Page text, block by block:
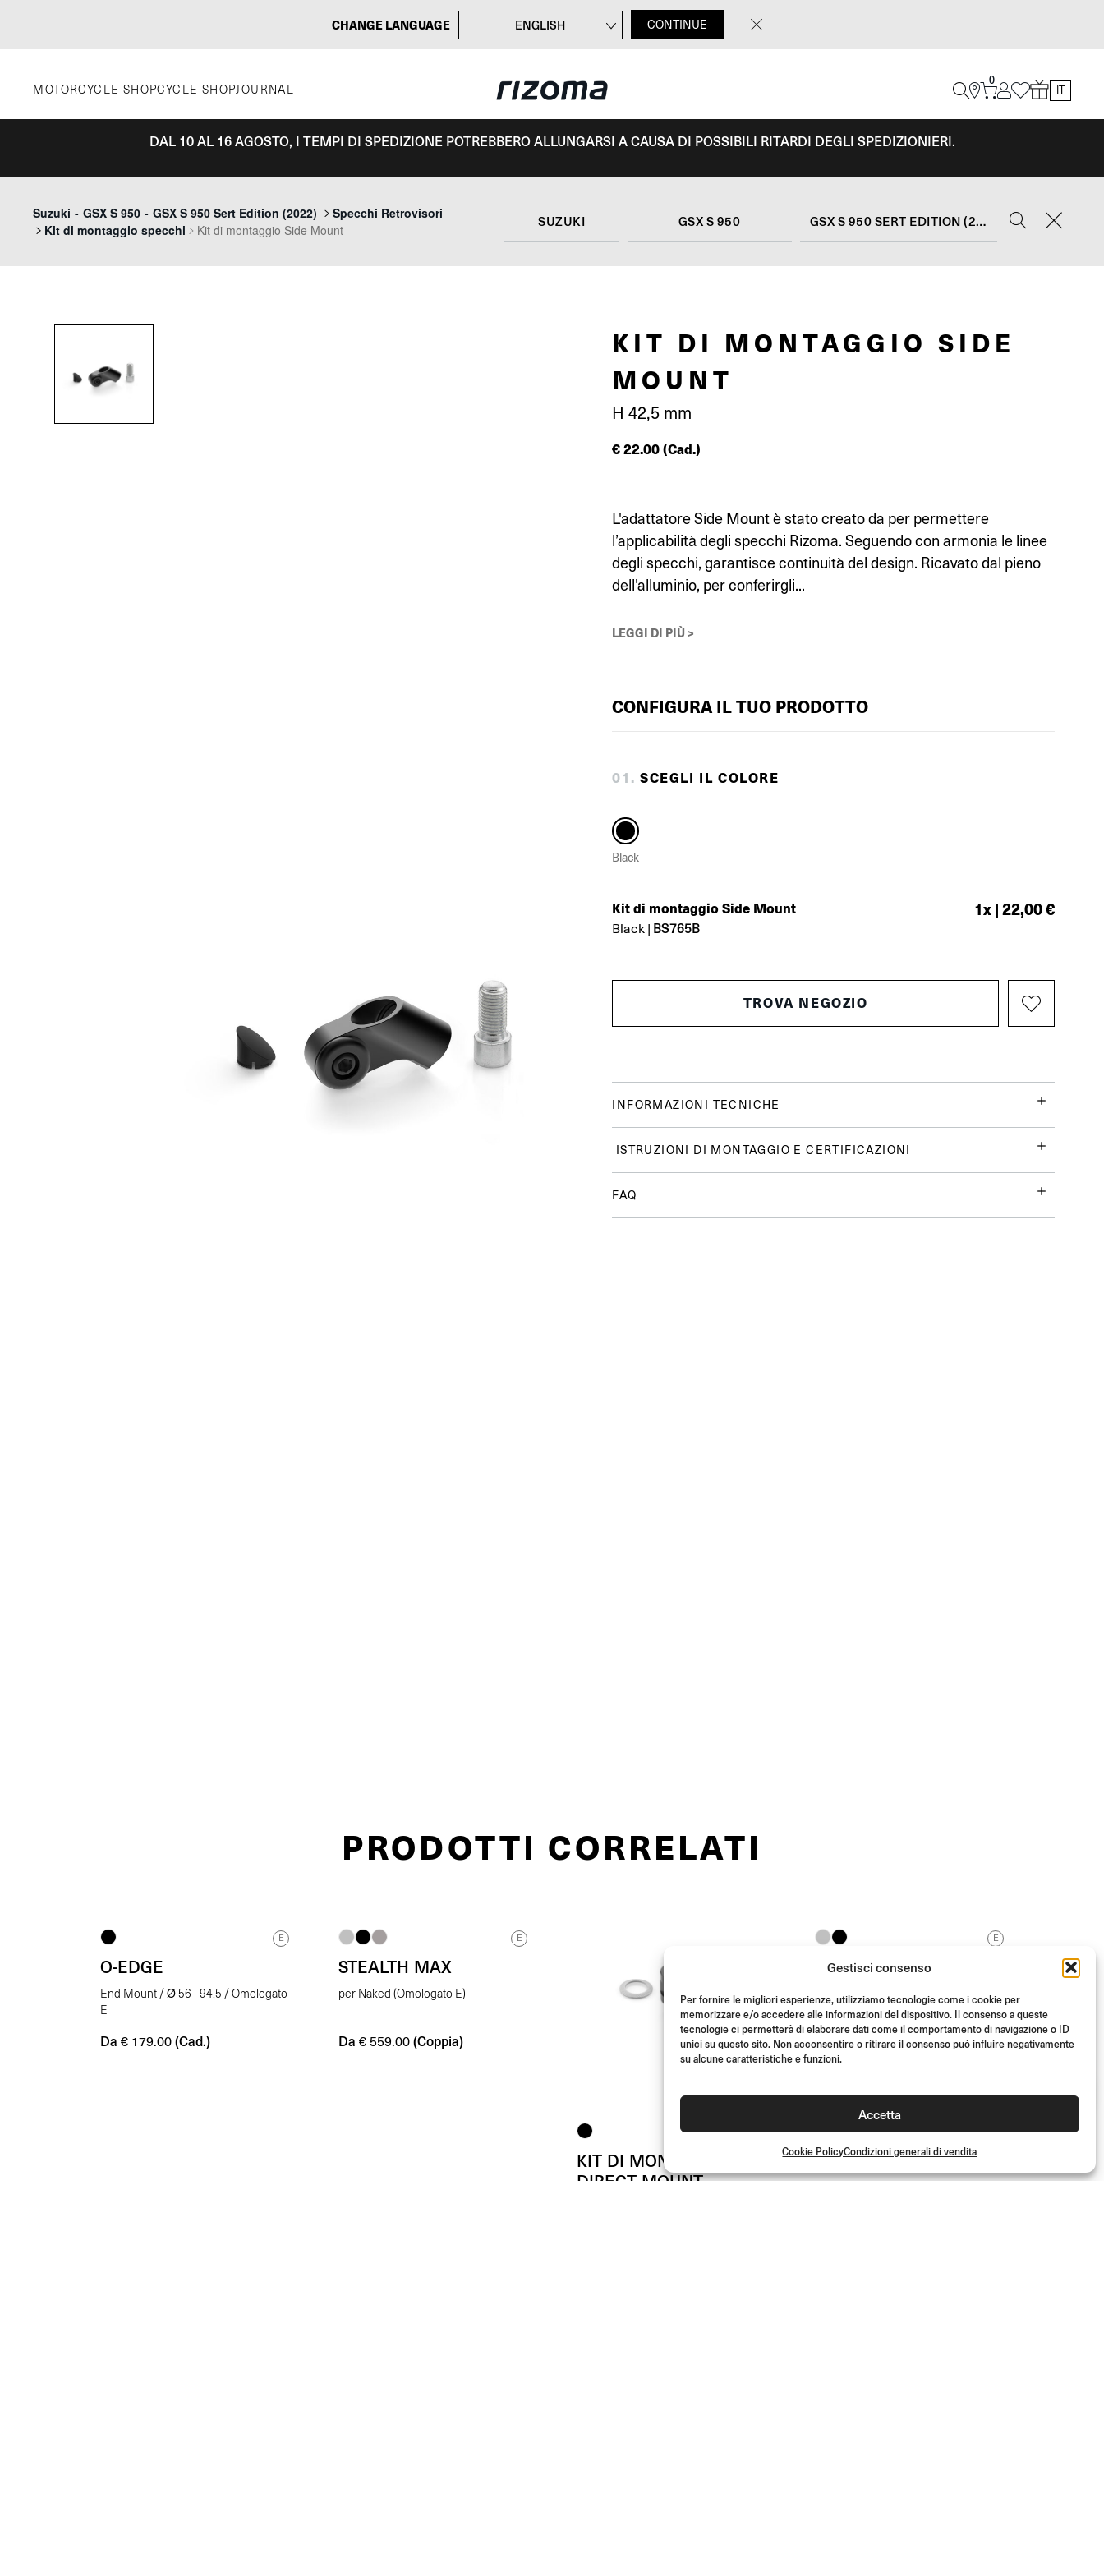
Gestisci consenso
Per fornire le migliori esperienze, utilizziamo tecnologie come i cookie per
memorizzare e/o accedere alle informazioni del dispositivo. Il consenso a queste
tecnologie ci permetterà di elaborare dati come il comportamento di navigazione o ID
unici su questo sito. Non acconsentire o ritirare il consenso può influire negativamente
su alcune caratteristiche e funzioni.
Accetta
Cookie PolicyCondizioni generali di vendita
CHANGE LANGUAGE
ENGLISH
DEUTSCH
CONTINUE
MOTORCYCLE SHOPCYCLE SHOPJOURNAL
0
DAL 10 AL 16 AGOSTO, I TEMPI DI SPEDIZIONE POTREBBERO ALLUNGARSI A CAUSA DI POSSIBILI RITARDI DEGLI SPEDIZIONIERI.
Suzuki - GSX S 950 - GSX S 950 Sert Edition (2022)
Specchi Retrovisori
Kit di montaggio specchi
Kit di montaggio Side Mount
SUZUKI GSX S 950 GSX S 950 SERT EDITION (2022)
KIT DI MONTAGGIO SIDE
MOUNT
H 42,5 mm
€22.00(Cad.)
L'adattatore Side Mount è stato creato da per permettere
l’applicabilità degli specchi Rizoma. Seguendo con armonia le linee
degli specchi, garantisce continuità del design. Ricavato dal pieno
dell'alluminio, per conferirgli...
LEGGI DI PIÙ >
CONFIGURA IL TUO PRODOTTO
01 . SCEGLI IL COLORE
Black
Kit di montaggio Side Mount
Black | BS765B
1x |22,00 €
TROVA NEGOZIO
INFORMAZIONI TECNICHE
ISTRUZIONI DI MONTAGGIO E CERTIFICAZIONI
FAQ
PRODOTTI CORRELATI
E
O-EDGE
End Mount / Ø 56 - 94,5 / Omologato
E
Da € 179.00 (Cad.)
E
STEALTH MAX
per Naked (Omologato E)
Da € 559.00 (Coppia)
KIT DI MONTAGGIO
DIRECT MOUNT
E
REVERSE RADIAL
End Mount / Omologato E
Da €198.00 (Cad.)